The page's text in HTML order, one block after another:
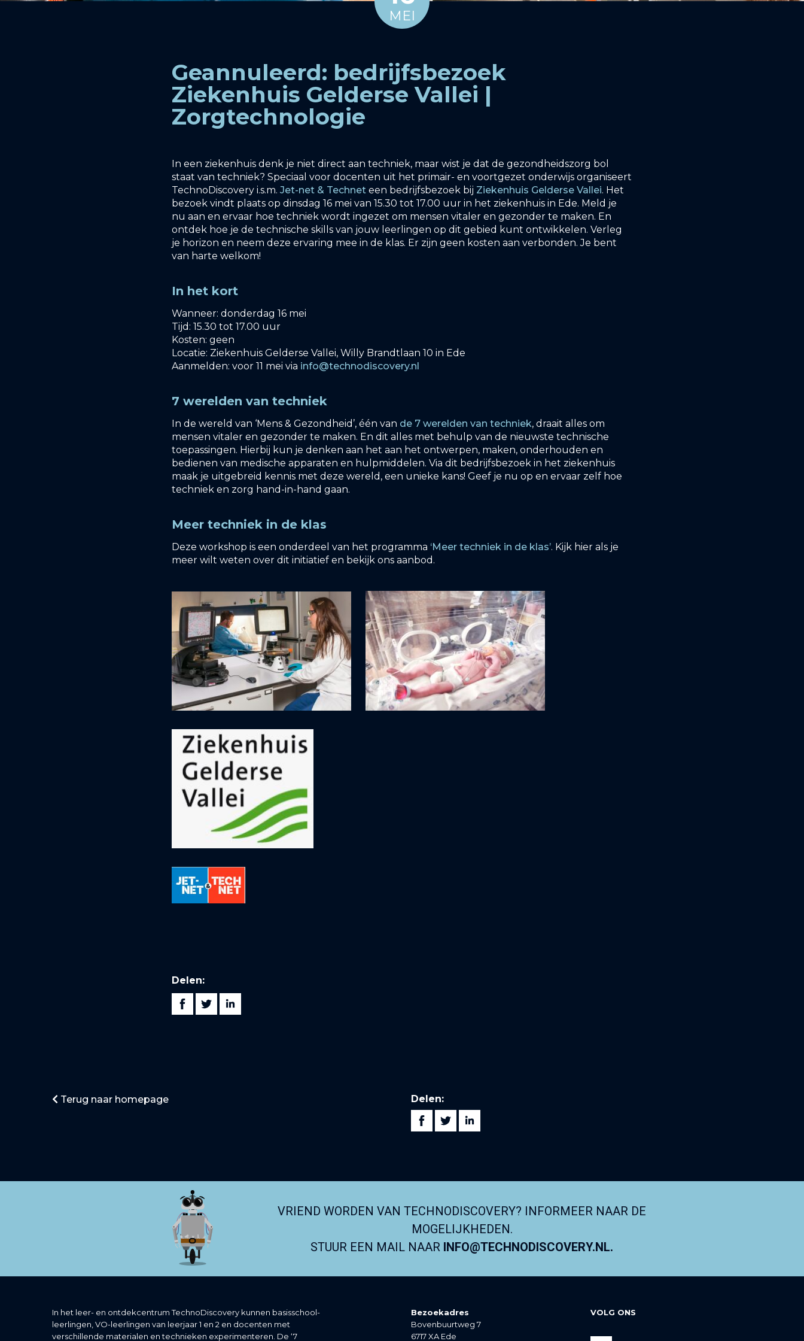
MEI
Geannuleerd: bedrijfsbezoek
Ziekenhuis Gelderse Vallei |
Zorgtechnologie
In een ziekenhuis denk je niet direct aan techniek, maar wist je dat de gezondheidszorg bol
staat van techniek? Speciaal voor docenten uit het primair- en voortgezet onderwijs organiseert
TechnoDiscovery i.s.m. Jet-net & Technet een bedrijfsbezoek bij Ziekenhuis Gelderse Vallei. Het
bezoek vindt plaats op dinsdag 16 mei van 15.30 tot 17.00 uur in het ziekenhuis in Ede. Meld je
nu aan en ervaar hoe techniek wordt ingezet om mensen vitaler en gezonder te maken. En
ontdek hoe je de technische skills van jouw leerlingen op dit gebied kunt ontwikkelen. Verleg
je horizon en neem deze ervaring mee in de klas. Er zijn geen kosten aan verbonden. Je bent
van harte welkom!
In het kort
Wanneer: donderdag 16 mei
Tijd: 15.30 tot 17.00 uur
Kosten: geen
Locatie: Ziekenhuis Gelderse Vallei, Willy Brandtlaan 10 in Ede
Aanmelden: voor 11 mei via info@technodiscovery.nl
7 werelden van techniek
In de wereld van ‘Mens & Gezondheid’, één van de 7 werelden van techniek, draait alles om
mensen vitaler en gezonder te maken. En dit alles met behulp van de nieuwste technische
toepassingen. Hierbij kun je denken aan het aan het ontwerpen, maken, onderhouden en
bedienen van medische apparaten en hulpmiddelen. Via dit bedrijfsbezoek in het ziekenhuis
maak je uitgebreid kennis met deze wereld, een unieke kans! Geef je nu op en ervaar zelf hoe
techniek en zorg hand-in-hand gaan.
Meer techniek in de klas
Deze workshop is een onderdeel van het programma ‘Meer techniek in de klas’. Kijk hier als je
meer wilt weten over dit initiatief en bekijk ons aanbod.
Delen:
Terug naar homepage Delen:
VRIEND WORDEN VAN TECHNODISCOVERY? INFORMEER NAAR DE
MOGELIJKHEDEN.
STUUR EEN MAIL NAAR INFO@TECHNODISCOVERY.NL.
In het leer- en ontdekcentrum TechnoDiscovery kunnen basisschool-
leerlingen, VO-leerlingen van leerjaar 1 en 2 en docenten met
verschillende materialen en technieken experimenteren. De ‘7
Bezoekadres
Bovenbuurtweg 7
6717 XA Ede
VOLG ONS